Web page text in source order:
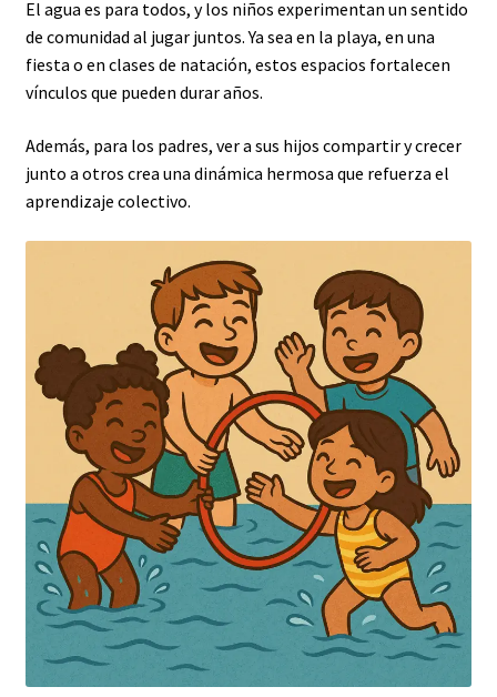
El agua es para todos, y los niños experimentan un sentido
de comunidad al jugar juntos. Ya sea en la playa, en una
fiesta o en clases de natación, estos espacios fortalecen
vínculos que pueden durar años.
Además, para los padres, ver a sus hijos compartir y crecer
junto a otros crea una dinámica hermosa que refuerza el
aprendizaje colectivo.